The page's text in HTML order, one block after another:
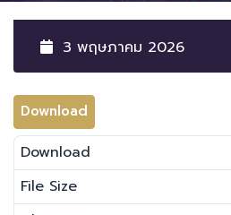
3 พฤษภาคม 2026
Download
Download
File Size